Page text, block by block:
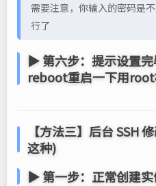
需要注意，你输入的密码是
行了
▶ 第六步：提示设置
reboot重启一下用
【方法三】后台 SSH
这种)
▶ 第一步：正常创建实